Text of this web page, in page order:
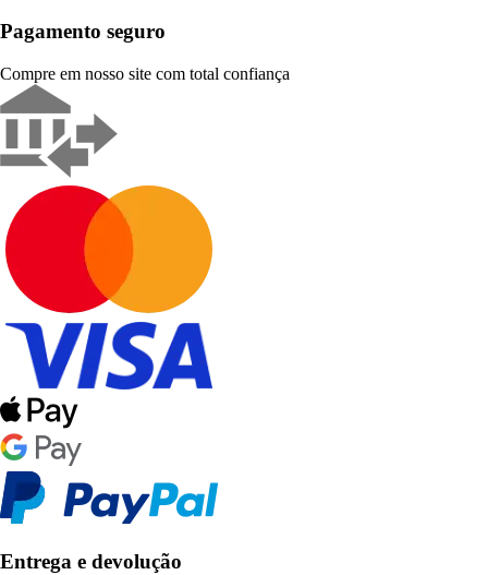
Pagamento seguro
Compre em nosso site com total confiança
Entrega e devolução